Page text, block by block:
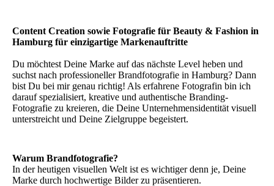
Content Creation sowie Fotografie für Beauty & Fashion in
Hamburg für einzigartige Markenauftritte
Du möchtest Deine Marke auf das nächste Level heben und
suchst nach professioneller Brandfotografie in Hamburg? Dann
bist Du bei mir genau richtig! Als erfahrene Fotografin bin ich
darauf spezialisiert, kreative und authentische Branding-
Fotografie zu kreieren, die Deine Unternehmensidentität visuell
unterstreicht und Deine Zielgruppe begeistert.
Warum Brandfotografie?
In der heutigen visuellen Welt ist es wichtiger denn je, Deine
Marke durch hochwertige Bilder zu präsentieren.